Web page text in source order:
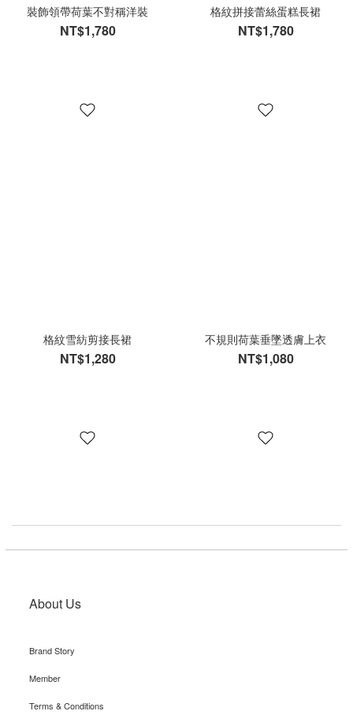
裝飾領帶荷葉不對稱洋裝
NT$1,780
格紋拼接蕾絲蛋糕長裙
NT$1,780
格紋雪紡剪接長裙
NT$1,280
不規則荷葉垂墜透膚上衣
NT$1,080
About Us
Brand Story
Member
Terms & Conditions